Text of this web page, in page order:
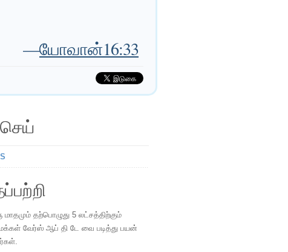
—யோவான்16:33
தற்பொழுது 5 லட்சத்திற்கும்
வேர்ஸ் ஆப் தி டே வை படித்து பயன்